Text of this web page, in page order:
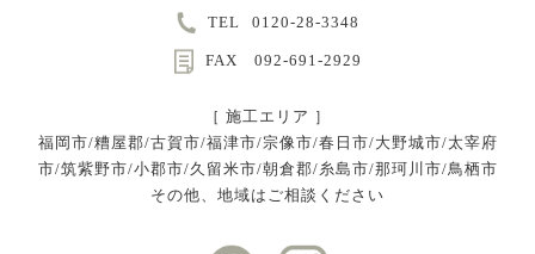
TEL 0120-28-3348
FAX 092-691-2929
［ 施工エリア ］
福岡市/糟屋郡/古賀市/福津市/宗像市/春日市/大野城市/太宰府
市/筑紫野市/小郡市/久留米市/朝倉郡/糸島市/那珂川市/鳥栖市
その他、地域はご相談ください